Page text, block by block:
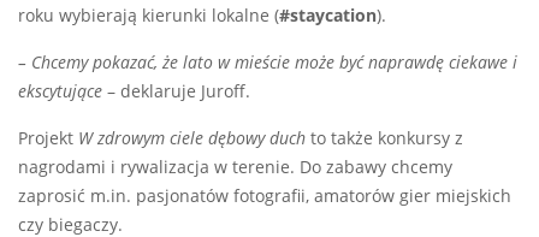
roku wybierają kierunki lokalne (#staycation).
– Chcemy pokazać, że lato w mieście może być naprawdę ciekawe i
ekscytujące – deklaruje Juroff.
Projekt W zdrowym ciele dębowy duch to także konkursy z
nagrodami i rywalizacja w terenie. Do zabawy chcemy
zaprosić m.in. pasjonatów fotografii, amatorów gier miejskich
czy biegaczy.